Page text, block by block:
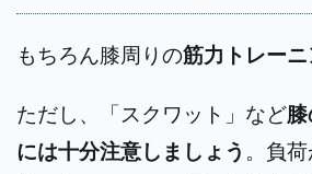
もちろん膝周りの筋力トレー
ただし、「スクワット」など
には十分注意しましょう 。負荷